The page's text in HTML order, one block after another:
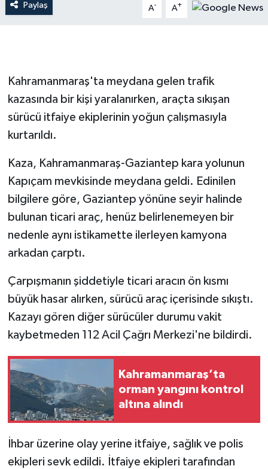
Paylaş A- A+
Kahramanmaraş'ta meydana gelen trafik
kazasında bir kişi yaralanırken, araçta sıkışan
sürücü itfaiye ekiplerinin yoğun çalışmasıyla
kurtarıldı.
Kaza, Kahramanmaraş-Gaziantep kara yolunun
Kapıçam mevkisinde meydana geldi. Edinilen
bilgilere göre, Gaziantep yönüne seyir halinde
bulunan ticari araç, henüz belirlenemeyen bir
nedenle aynı istikamette ilerleyen kamyona
arkadan çarptı.
Çarpışmanın şiddetiyle ticari aracın ön kısmı
büyük hasar alırken, sürücü araç içerisinde sıkıştı.
Kazayı gören diğer sürücüler durumu vakit
kaybetmeden 112 Acil Çağrı Merkezi'ne bildirdi.
Kahramanmaraş’ta
orman yangını kontrol
altına alındı
İhbar üzerine olay yerine itfaiye, sağlık ve polis
ekipleri sevk edildi. İtfaiye ekipleri tarafından
YEREL YÖNETİM
MEDYA
ÜÇÜNCÜ SAYFA
BİLİMNET
Yemek
SEÇİM 2014
KİM KİMDİR
ÇEK GÖNDER
KİTAP
HEDEF2020
OTOMOBİL